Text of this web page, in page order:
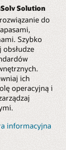
Solution
do
Szybko
ich
operacyjną i
informacyjna